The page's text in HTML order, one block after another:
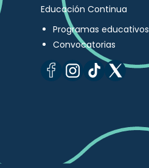
Educación Continua
Programas educativos
Convocatorias